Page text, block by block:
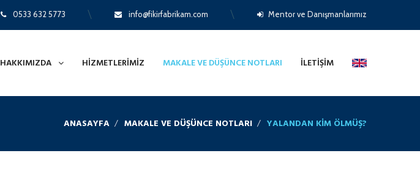
0533 632 5773 info@fikirfabrikam.com Mentor ve Danışmanlarımız
HAKKIMIZDA HIZMETLERIMIZ MAKALE VE DÜŞÜNCE NOTLARI İLETIŞIM
ANASAYFA MAKALE VE DÜŞÜNCE NOTLARI YALANDAN KIM ÖLMÜŞ?